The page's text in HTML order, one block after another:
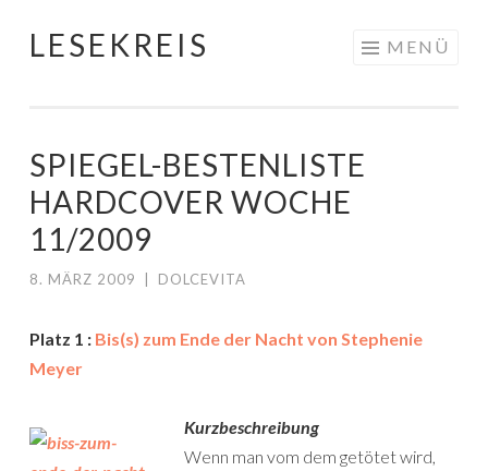
Springe
LESEKREIS MENÜ
SPIEGEL-BESTENLISTE
HARDCOVER WOCHE
11/2009
8. MÄRZ 2009 DOLCEVITA
Platz 1 : Bis(s) zum Ende der Nacht von Stephenie
Meyer
Kurzbeschreibung
Wenn man vom dem getötet wird,